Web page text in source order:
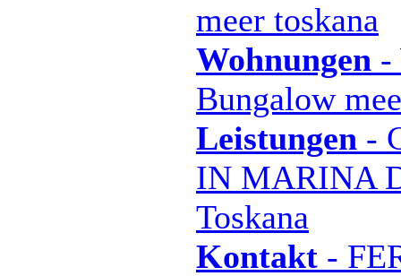
meer toskana
Wohnungen -
Bungalow
Leistungen -
IN MARINA
Toskana
Kontakt -